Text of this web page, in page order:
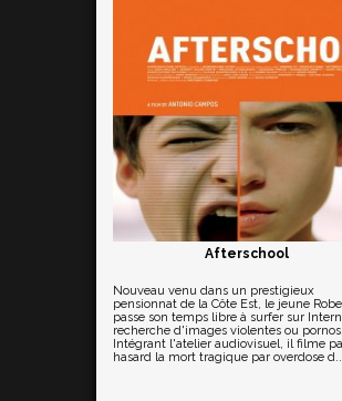
Afterschool
Nouveau venu dans un prestigieux
pensionnat de la Côte Est, le jeune
passe son temps libre à surfer sur
recherche d'images violentes ou pornos.
Intégrant l'atelier audiovisuel, il filme
hasard la mort tragique par overdose